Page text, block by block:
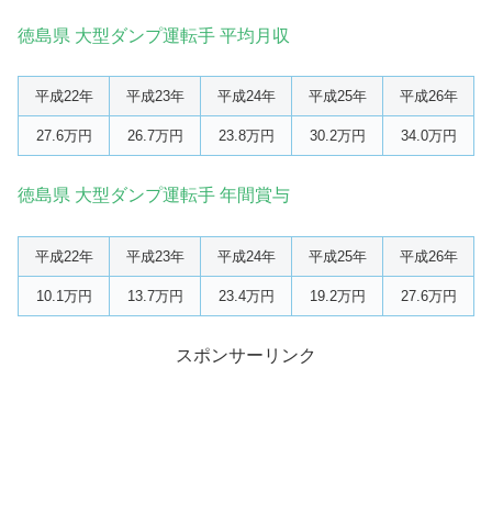
徳島県 大型ダンプ運転手 平均月収
平成22年 平成23年 平成24年 平成25年 平成26年
27.6万円 26.7万円 23.8万円 30.2万円 34.0万円
徳島県 大型ダンプ運転手 年間賞与
平成22年 平成23年 平成24年 平成25年 平成26年
10.1万円 13.7万円 23.4万円 19.2万円 27.6万円
スポンサーリンク